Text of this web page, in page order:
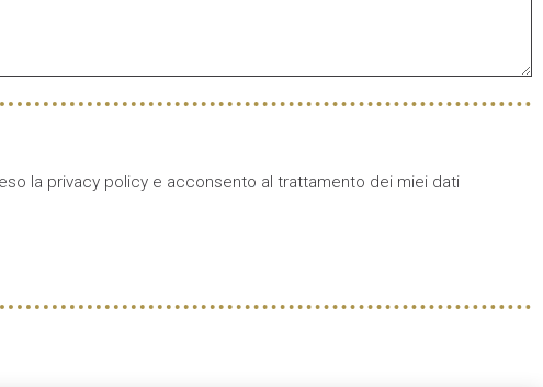
la privacy policy e acconsento al trattamento dei miei dati